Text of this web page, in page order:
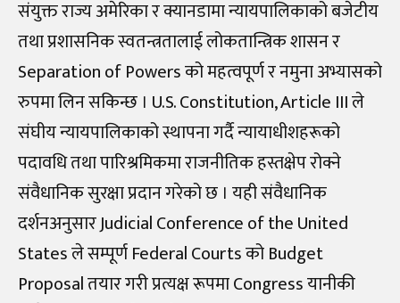
संयुक्त राज्य अमेरिका र क्यानडामा न्यायपालिकाको बजेटीय
तथा प्रशासनिक स्वतन्त्रतालाई लोकतान्त्रिक शासन र
Separation of Powers को महत्वपूर्ण र नमुना अभ्यासको
रुपमा लिन सकिन्छ । U.S. Constitution, Article III ले
संघीय न्यायपालिकाको स्थापना गर्दै न्यायाधीशहरूको
पदावधि तथा पारिश्रमिकमा राजनीतिक हस्तक्षेप रोक्ने
संवैधानिक सुरक्षा प्रदान गरेको छ । यही संवैधानिक
दर्शनअनुसार Judicial Conference of the United
States ले सम्पूर्ण Federal Courts को Budget
Proposal तयार गरी प्रत्यक्ष रूपमा Congress यानीकी